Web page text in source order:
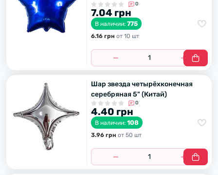
0
7.04 грн
В наличии: 775
6.16 грн от 10 шт
Шар звезда четырёхконечная
серебряная 5" (Китай)
0
4.40 грн
В наличии: 108
3.96 грн от 50 шт